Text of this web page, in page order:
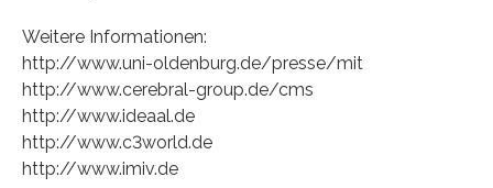
Weitere Informationen:
http://www.uni-oldenburg.de/presse/mit
http://www.cerebral-group.de/cms
http://www.ideaal.de
http://www.c3world.de
http://www.imiv.de